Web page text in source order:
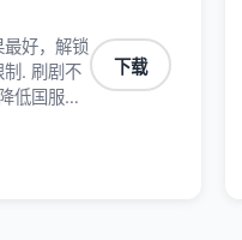
好，解锁
制. 刷剧不
低国服游
应用访问
· 海量边
下载